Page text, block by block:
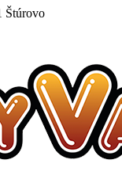
Štúrovo